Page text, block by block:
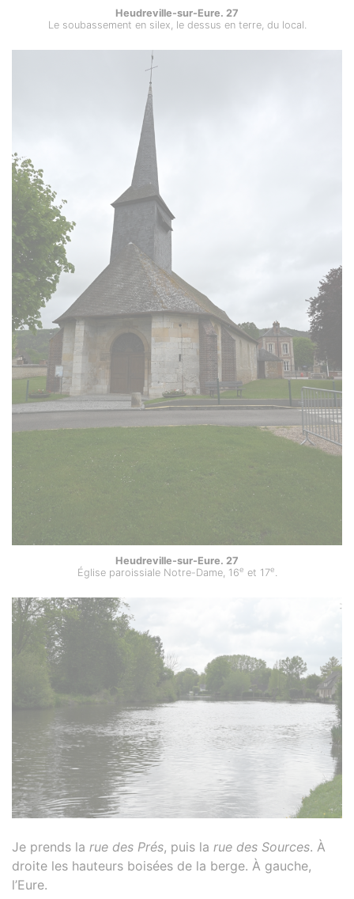
Heudreville-sur-Eure. 27
Le soubassement en silex, le dessus en terre, du local.
Heudreville-sur-Eure. 27
Église paroissiale Notre-Dame, 16e et 17e.
Je prends la rue des Prés, puis la rue des Sources. À
droite les hauteurs boisées de la berge. À gauche,
l’Eure.